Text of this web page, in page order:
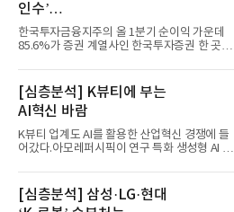
인수’
발걸음이 신중해진 배경은?
한국투자금융지주의 올 1분기 순이익 가운데
85.6%가 증권 계열사인 한국투자증권 한 곳에
[심층분석] K뷰티에 부는
AI혁신 바람
K뷰티 업계도 AI를 활용한 산업혁신 경쟁에 들
어갔다.아모레퍼시픽이 연구 특화 생성형 AI 플
[심층분석] 삼성·LG·현대